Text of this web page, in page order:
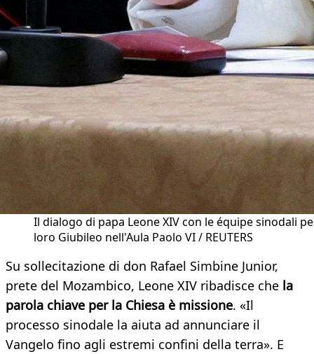
Il dialogo di papa Leone XIV con le équipe sinodali
loro Giubileo nell'Aula Paolo VI / REUTERS
Su sollecitazione di don Rafael Simbine Junior,
prete del Mozambico, Leone XIV ribadisce che la
parola chiave per la Chiesa è missione. «Il
processo sinodale la aiuta ad annunciare il
Vangelo fino agli estremi confini della terra». E